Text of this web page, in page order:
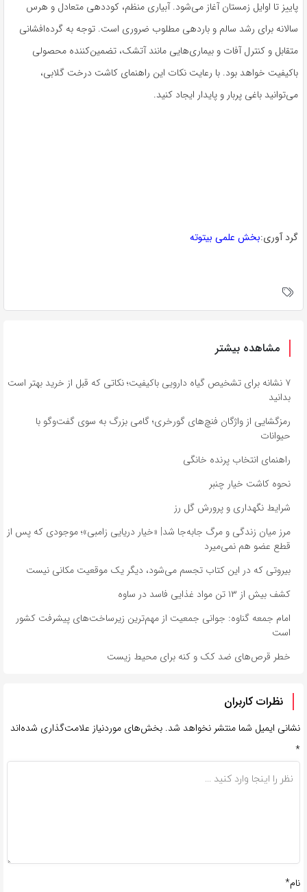
پاییز تا اوایل زمستان آغاز می‌شود. آبیاری منظم، کوددهی متعادل و هرس
سالانه برای رشد سالم و باردهی مطلوب ضروری است. توجه به گرده‌افشانی
متقابل و کنترل آفات و بیماری‌هایی مانند آتشک، تضمین‌کننده محصولی
باکیفیت خواهد بود. با رعایت نکات این راهنمای کاشت درخت گلابی،
می‌توانید باغی پربار و پایدار ایجاد کنید.
گرد آوری:بخش علمی بیتوته
مشاهده بیشتر
۷ نشانه برای تشخیص گیاه دارویی باکیفیت؛ نکاتی که قبل از خرید بهتر است
بدانید
رمزگشایی از واژگان فنچ‌های گورخری؛ گامی بزرگ به سوی گفت‌وگو با
حیوانات
راهنمای انتخاب پرنده خانگی
نحوه کاشت خیار چنبر
شرایط نگهداری و پرورش گل رز
مرز میان زندگی و مرگ جابه‌جا شد| «خیار دریایی زامبی»؛ موجودی که پس از
قطع عضو هم نمی‌میرد
بیروتی که در این کتاب تجسم می‌شود، دیگر یک موقعیت مکانی نیست
کشف بیش از ۱۳ تن مواد غذایی فاسد در ساوه
امام جمعه گناوه: جوانی جمعیت از مهم‌ترین زیرساخت‌های پیشرفت کشور
است
خطر قرص‌های ضد کک و کنه برای محیط زیست
نظرات کاربران
نشانی ایمیل شما منتشر نخواهد شد. بخش‌های موردنیاز علامت‌گذاری شده‌اند
*
نام*